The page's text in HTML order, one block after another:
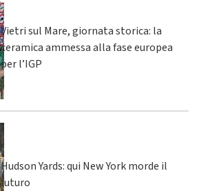
Vietri sul Mare, giornata storica: la
ceramica ammessa alla fase europea
per l’IGP
Hudson Yards: qui New York morde il
futuro